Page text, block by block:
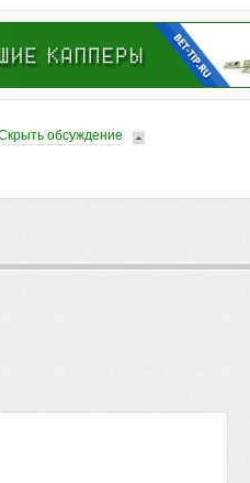
обсуждение